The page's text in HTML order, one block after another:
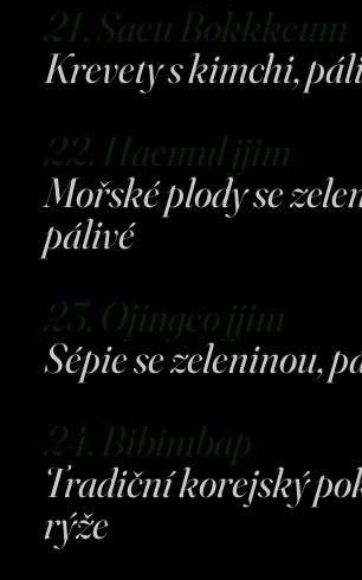
21. Saeu Bokkkeum
Krevety s kimchi,
22. Haemul jjim
Mořské plody se
pálivé
23. Ojingeo jjim
Sépie se zeleninou,
24. Bibimbap
Tradiční korejský
rýže